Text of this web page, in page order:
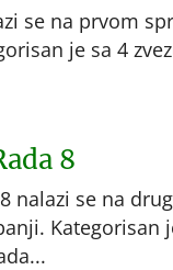
se na prvom
je sa 4
8
nalazi se na
Kategorisan